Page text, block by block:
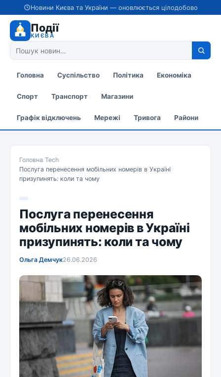
Новини Києва та України — оновлюється цілодобово
Події
КИЄВА
Головна Суспільство Політика Економіка
Спорт Транспорт Магазини
Графік відключень Мережі Тривога Райони
Головна/Tech/
Послуга перенесення мобільних номерів в Україні
призупинять: коли та чому
Послуга перенесення
мобільних номерів в Україні
призупинять: коли та чому
Ольга Демчук26.06.2026